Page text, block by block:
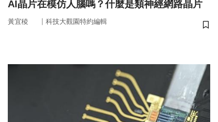
AI晶片在模仿人腦嗎？什麼是類神經網路晶片
黃宜稜 ｜ 科技大觀園特約編輯
儲